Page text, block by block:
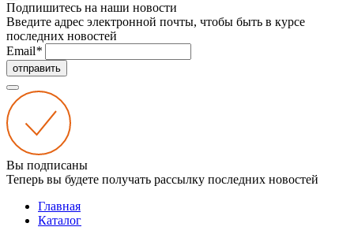
Подпишитесь на наши новости
Введите адрес электронной почты, чтобы быть в курсе
последних новостей
Email*
отправить
Вы подписаны
Теперь вы будете получать рассылку последних новостей
Главная
Каталог